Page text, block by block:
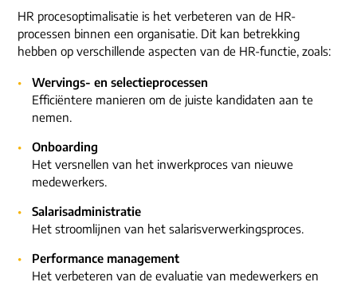
HR procesoptimalisatie is het verbeteren van de HR-
processen binnen een organisatie. Dit kan betrekking
hebben op verschillende aspecten van de HR-functie, zoals:
Wervings- en selectieprocessen
Efficiëntere manieren om de juiste kandidaten aan te
nemen.
Onboarding
Het versnellen van het inwerkproces van nieuwe
medewerkers.
Salarisadministratie
Het stroomlijnen van het salarisverwerkingsproces.
Performance management
Het verbeteren van de evaluatie van medewerkers en